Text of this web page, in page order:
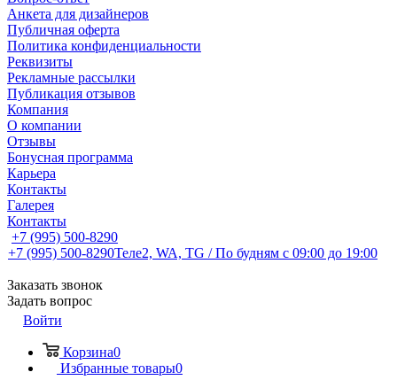
Анкета для дизайнеров
Публичная оферта
Политика конфиденциальности
Реквизиты
Рекламные рассылки
Публикация отзывов
Компания
О компании
Отзывы
Бонусная программа
Карьера
Контакты
Галерея
Контакты
+7 (995) 500-8290
+7 (995) 500-8290Теле2, WA, TG / По будням c 09:00 до 19:00
Заказать звонок
Задать вопрос
Войти
Корзина0
Избранные товары0